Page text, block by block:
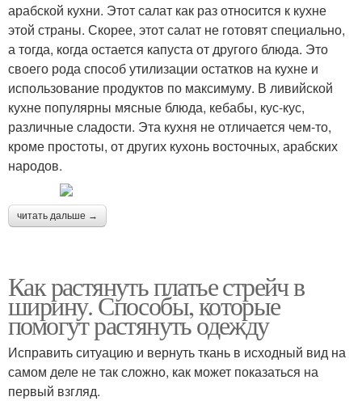
арабской кухни. Этот салат как раз относится к кухне
этой страны. Скорее, этот салат не готовят специально,
а тогда, когда остается капуста от другого блюда. Это
своего рода способ утилизации остатков на кухне и
использование продуктов по максимуму. В ливийской
кухне популярны мясные блюда, кебабы, кус-кус,
различные сладости. Эта кухня не отличается чем-то,
кроме простоты, от других кухонь восточных, арабских
народов.
читать дальше →
Как растянуть платье стрейч в
ширину. Способы, которые
помогут растянуть одежду
Исправить ситуацию и вернуть ткань в исходный вид на
самом деле не так сложно, как может показаться на
первый взгляд.